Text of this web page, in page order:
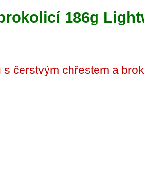
186g
čerstvým chřestem a